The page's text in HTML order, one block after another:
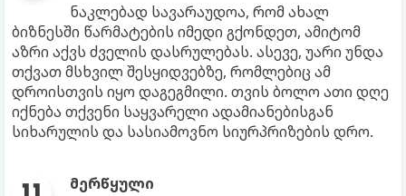
ნაკლებად სავარაუდოა, რომ ახალ
ბიზნესში წარმატების იმედი გქონდეთ, ამიტომ
აზრი აქვს ძველის დასრულებას. ასევე, უარი უნდა
თქვათ მსხვილ შესყიდვებზე, რომლებიც ამ
დროისთვის იყო დაგეგმილი. თვის ბოლო ათი დღე
იქნება თქვენი საყვარელი ადამიანებისგან
სიხარულის და სასიამოვნო სიურპრიზების დრო.
მერწყული